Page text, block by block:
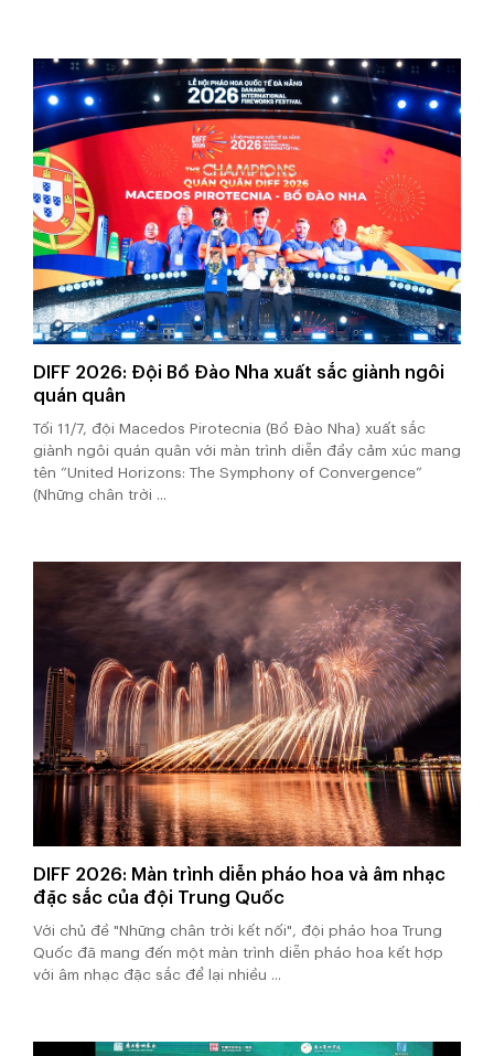
DIFF 2026: Đội Bồ Đào Nha xuất sắc giành ngôi
quán quân
Tối 11/7, đội Macedos Pirotecnia (Bồ Đào Nha) xuất sắc
giành ngôi quán quân với màn trình diễn đầy cảm xúc mang
tên “United Horizons: The Symphony of Convergence”
(Những chân trời ...
DIFF 2026: Màn trình diễn pháo hoa và âm nhạc
đặc sắc của đội Trung Quốc
Với chủ đề "Những chân trời kết nối", đội pháo hoa Trung
Quốc đã mang đến một màn trình diễn pháo hoa kết hợp
với âm nhạc đặc sắc để lại nhiều ...